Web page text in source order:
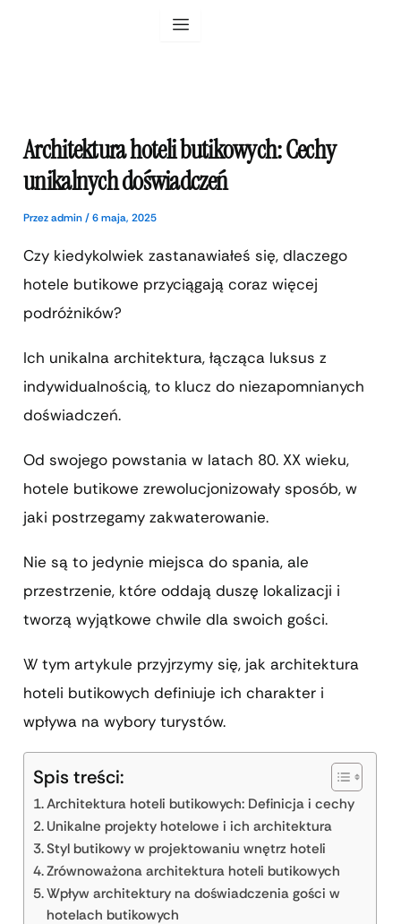
Architektura hoteli butikowych: Cechy
unikalnych doświadczeń
Przezadmin/6 maja, 2025
Czy kiedykolwiek zastanawiałeś się, dlaczego
hotele butikowe przyciągają coraz więcej
podróżników?
Ich unikalna architektura, łącząca luksus z
indywidualnością, to klucz do niezapomnianych
doświadczeń.
Od swojego powstania w latach 80. XX wieku,
hotele butikowe zrewolucjonizowały sposób, w
jaki postrzegamy zakwaterowanie.
Nie są to jedynie miejsca do spania, ale
przestrzenie, które oddają duszę lokalizacji i
tworzą wyjątkowe chwile dla swoich gości.
W tym artykule przyjrzymy się, jak architektura
hoteli butikowych definiuje ich charakter i
wpływa na wybory turystów.
Spis treści:
Architektura hoteli butikowych: Definicja i cechy
Unikalne projekty hotelowe i ich architektura
Styl butikowy w projektowaniu wnętrz hoteli
Zrównoważona architektura hoteli butikowych
Wpływ architektury na doświadczenia gości w
hotelach butikowych